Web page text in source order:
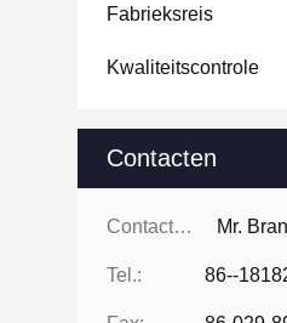
Fabrieksreis
Kwaliteitscontrole
Contacten
Contacten: Mr.
Tel.: 86--